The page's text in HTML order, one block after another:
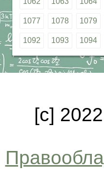
1077 1078 1079
1092 1093 1094
[c]